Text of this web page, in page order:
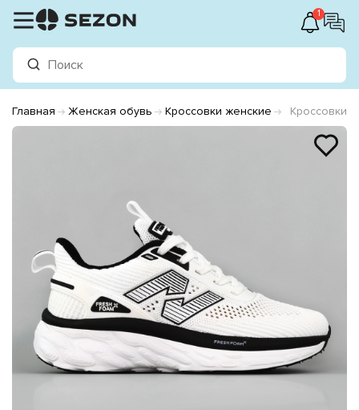
1
Главная Женская обувь Кроссовки женские Кроссовки